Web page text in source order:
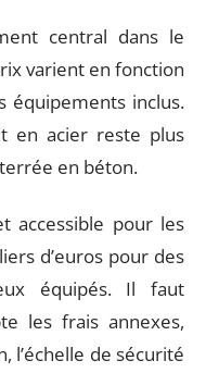
central dans le
varient en fonction
équipements inclus.
en acier reste plus
en béton.
accessible pour les
d’euros pour des
équipés. Il faut
les frais annexes,
l’échelle de sécurité